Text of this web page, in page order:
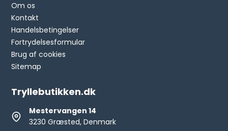
Om os
Kontakt
Handelsbetingelser
Fortrydelsesformular
Brug af cookies
Sitemap
Tryllebutikken.dk
Mestervangen 14
3230 Græsted, Denmark